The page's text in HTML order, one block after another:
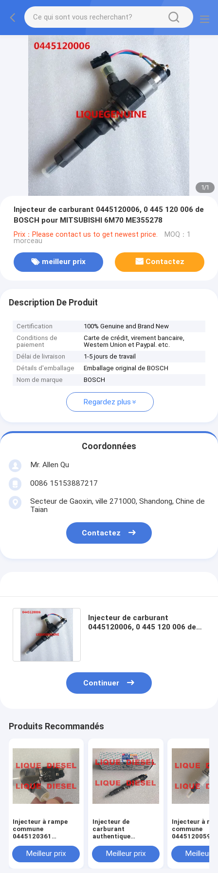
1/1
Injecteur de carburant 0445120006, 0 445 120 006 de
BOSCH pour MITSUBISHI 6M70 ME355278
Prix：Please contact us to get newest price. MOQ：1
morceau
meilleur prix Contactez
Description De Produit
Certification
100% Genuine and Brand New
Conditions de
paiement
Carte de crédit, virement bancaire,
Western Union et Paypal. etc.
Délai de livraison
1-5 jours de travail
Détails d'emballage
Emballage original de BOSCH
Nom de marque
BOSCH
Regardez plus
Coordonnées
Mr. Allen Qu
0086 15153887217
Secteur de Gaoxin, ville 271000, Shandong, Chine de
Taian
Contactez
Injecteur de carburant
0445120006, 0 445 120 006 de
Continuer
Produits Recommandés
Injecteur à rampe
commune
0445120361
120 361 5801479314
Meilleur prix
Injecteur de
carburant
authentique
0445120290 0 445
120 290 L4700-
Meilleur prix
Injecteur à
commune
0445120059
120 059 0 445
231 pour
Meilleur